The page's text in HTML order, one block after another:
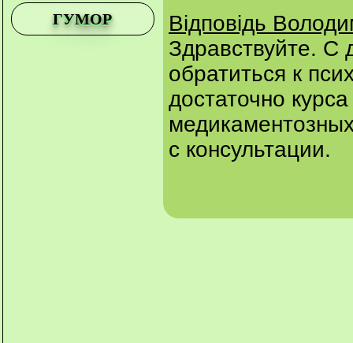
ГУМОР
Відповідь
Здравствуйте.
обратиться к
достаточно
с консультации.